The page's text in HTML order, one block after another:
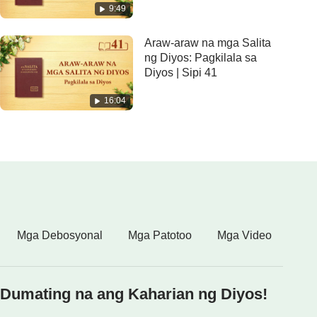
9:49
16:04
Araw-araw na mga Salita
ng Diyos: Pagkilala sa
Diyos | Sipi 41
Mga Debosyonal Mga Patotoo Mga Video
Dumating na ang Kaharian ng Diyos!